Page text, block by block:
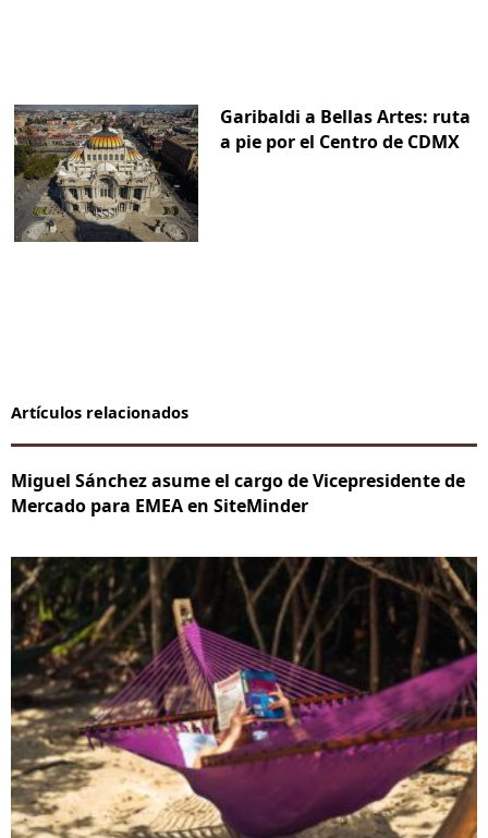
Garibaldi a Bellas Artes: ruta
a pie por el Centro de CDMX
Artículos relacionados
Miguel Sánchez asume el cargo de Vicepresidente de
Mercado para EMEA en SiteMinder